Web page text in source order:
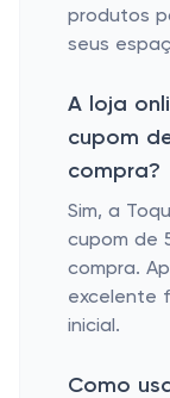
produtos
seus
A loja
cupom
compra?
Sim, a
cupom de
compra.
excelente
inicial.
Como